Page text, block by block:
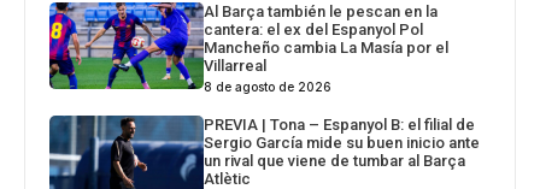
Al Barça también le pescan en la
cantera: el ex del Espanyol Pol
Mancheño cambia La Masía por el
Villarreal
8 de agosto de 2026
PREVIA | Tona – Espanyol B: el filial de
Sergio García mide su buen inicio ante
un rival que viene de tumbar al Barça
Atlètic